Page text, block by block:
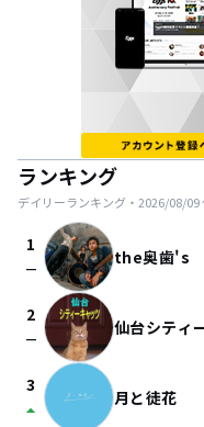
ランキング
デイリーランキング・ 2026/08/09
1
check_indeterminate_small the奥歯's
2
check_indeterminate_small 仙台シティ
3
arrow_drop_up 月と徒花